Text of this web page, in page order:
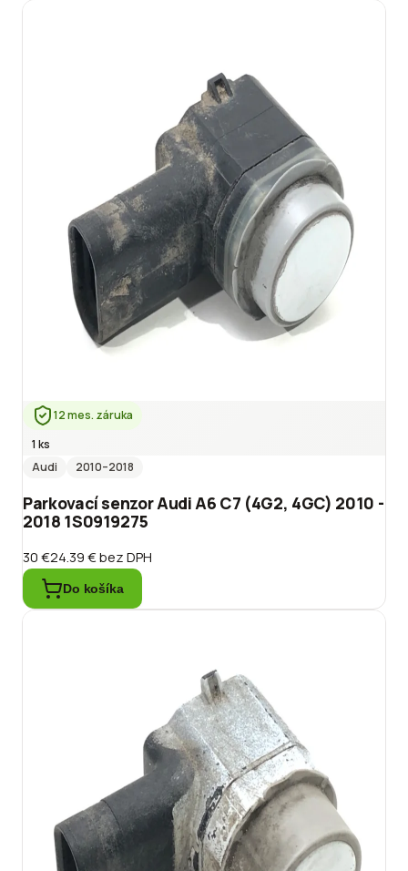
12 mes. záruka
1 ks
Audi
2010–2018
Parkovací senzor Audi A6 C7 (4G2, 4GC) 2010 -
2018 1S0919275
30 €24.39 €bez DPH
Do košíka